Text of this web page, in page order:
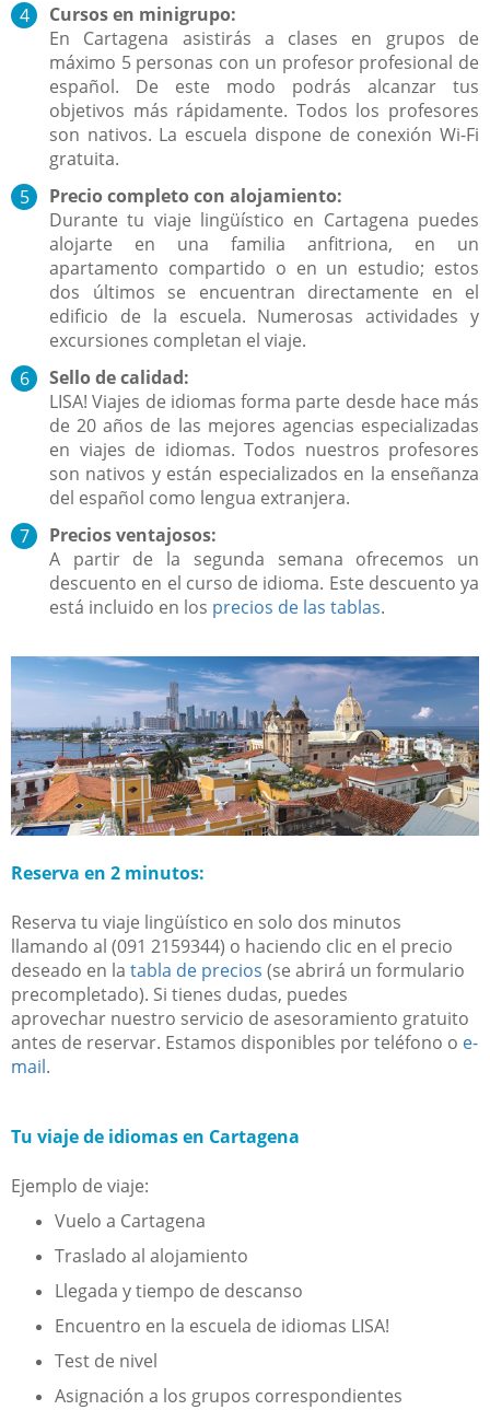
Cursos en minigrupo:
En Cartagena asistirás a clases en grupos de
máximo 5 personas con un profesor profesional de
español. De este modo podrás alcanzar tus
objetivos más rápidamente. Todos los profesores
son nativos. La escuela dispone de conexión Wi-Fi
gratuita.
Precio completo con alojamiento:
Durante tu viaje lingüístico en Cartagena puedes
alojarte en una familia anfitriona, en un
apartamento compartido o en un estudio; estos
dos últimos se encuentran directamente en el
edificio de la escuela. Numerosas actividades y
excursiones completan el viaje.
Sello de calidad:
LISA! Viajes de idiomas forma parte desde hace más
de 20 años de las mejores agencias especializadas
en viajes de idiomas. Todos nuestros profesores
son nativos y están especializados en la enseñanza
del español como lengua extranjera.
Precios ventajosos:
A partir de la segunda semana ofrecemos un
descuento en el curso de idioma. Este descuento ya
está incluido en los precios de las tablas.
Reserva en 2 minutos:
Reserva tu viaje lingüístico en solo dos minutos
llamando al (091 2159344) o haciendo clic en el precio
deseado en la tabla de precios (se abrirá un formulario
precompletado). Si tienes dudas, puedes
aprovechar nuestro servicio de asesoramiento gratuito
antes de reservar. Estamos disponibles por teléfono o e-
mail.
Tu viaje de idiomas en Cartagena
Ejemplo de viaje:
Vuelo a Cartagena
Traslado al alojamiento
Llegada y tiempo de descanso
Encuentro en la escuela de idiomas LISA!
Test de nivel
Asignación a los grupos correspondientes